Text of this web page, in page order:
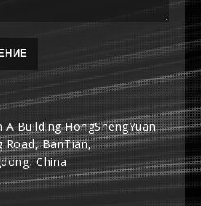
Building HongShengYuan
Road, BanTian,
China